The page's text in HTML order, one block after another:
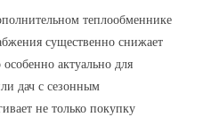
теплообменнике
существенно снижает
актуально для
дач с сезонным
не только покупку